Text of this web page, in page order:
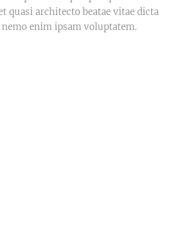
quasi architecto beatae vitae dicta
enim ipsam voluptatem.